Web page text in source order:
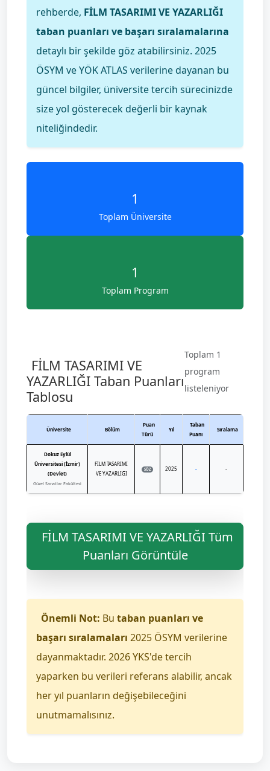
rehberde, FİLM TASARIMI VE YAZARLIĞI
taban puanları ve başarı sıralamalarına
detaylı bir şekilde göz atabilirsiniz. 2025
ÖSYM ve YÖK ATLAS verilerine dayanan bu
güncel bilgiler, üniversite tercih sürecinizde
size yol gösterecek değerli bir kaynak
niteliğindedir.
1
Toplam Üniversite
1
Toplam Program
FİLM TASARIMI VE
YAZARLIĞI Taban Puanları
Tablosu
Toplam 1
program
listeleniyor
Üniversite Bölüm
Puan
Türü
Yıl
Taban
Puanı
Sıralama
Dokuz Eylül
Üniversitesi (İzmir)
(Devlet)
Güzel Sanatlar Fakültesi
FİLM TASARIMI
VE YAZARLIĞI
SÖZ 2025 - -
FİLM TASARIMI VE YAZARLIĞI Tüm
Puanları Görüntüle
Önemli Not: Bu taban puanları ve
başarı sıralamaları 2025 ÖSYM verilerine
dayanmaktadır. 2026 YKS'de tercih
yaparken bu verileri referans alabilir, ancak
her yıl puanların değişebileceğini
unutmamalısınız.